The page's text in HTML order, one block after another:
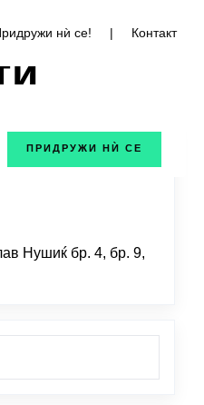
нѝ се! | Контакт
ПРИДРУЖИ НЍ СЕ
Нушиќ бр. 4, бр. 9,